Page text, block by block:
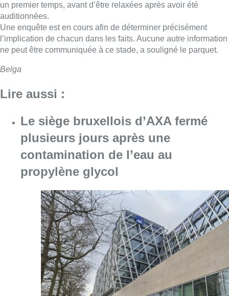
un premier temps, avant d’être relaxées après avoir été
auditionnées.
Une enquête est en cours afin de déterminer précisément
l’implication de chacun dans les faits. Aucune autre information
ne peut être communiquée à ce stade, a souligné le parquet.
Belga
Lire aussi :
Le siège bruxellois d’AXA fermé
plusieurs jours après une
contamination de l’eau au
propylène glycol